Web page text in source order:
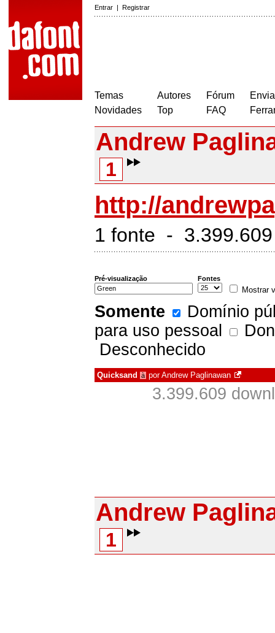
Entrar | Registrar
Temas
Novidades
Autores
Top
Fórum
FAQ
Andrew
1
http://
1 fonte - 3.399.609
Pré-visualização Fontes
Mostrar
Somente
Domínio
para uso pessoal
Desconhecido
Quicksand à porAndrew Paglinawan
3.399.609
Andrew
1